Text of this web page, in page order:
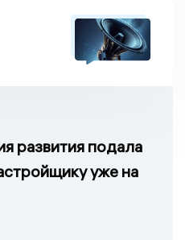
развития подала
уже на